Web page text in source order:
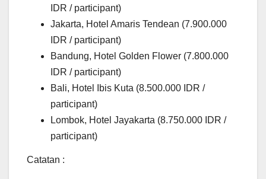
IDR / participant)
Jakarta, Hotel Amaris Tendean (7.900.000
IDR / participant)
Bandung, Hotel Golden Flower (7.800.000
IDR / participant)
Bali, Hotel Ibis Kuta (8.500.000 IDR /
participant)
Lombok, Hotel Jayakarta (8.750.000 IDR /
participant)
Catatan :